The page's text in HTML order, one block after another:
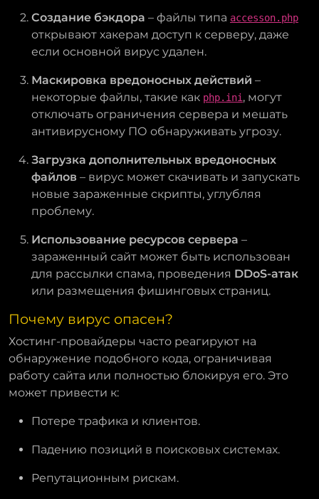
Создание бэкдора – файлы типа accesson.php
открывают хакерам доступ к серверу, даже
если основной вирус удален.
Маскировка вредоносных действий –
некоторые файлы, такие как php.ini , могут
отключать ограничения сервера и мешать
антивирусному ПО обнаруживать угрозу.
Загрузка дополнительных вредоносных
файлов – вирус может скачивать и запускать
новые зараженные скрипты, углубляя
проблему.
Использование ресурсов сервера –
зараженный сайт может быть использован
для рассылки спама, проведения DDoS-атак
или размещения фишинговых страниц.
Почему вирус опасен?
Хостинг-провайдеры часто реагируют на
обнаружение подобного кода, ограничивая
работу сайта или полностью блокируя его. Это
может привести к:
Потере трафика и клиентов.
Падению позиций в поисковых системах.
Репутационным рискам.